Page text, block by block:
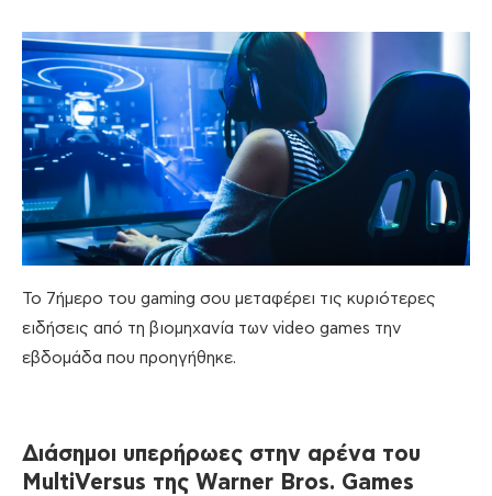
To 7ήμερο του gaming σου μεταφέρει τις κυριότερες
ειδήσεις από τη βιομηχανία των video games την
εβδομάδα που προηγήθηκε.
Διάσημοι υπερήρωες στην αρένα του
MultiVersus της Warner Bros. Games